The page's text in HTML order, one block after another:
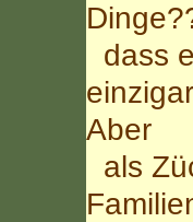
dass
Aber
als